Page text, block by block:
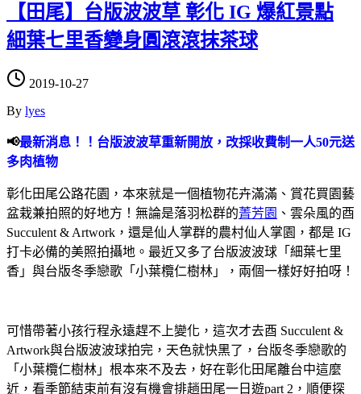
【田尾】台版波波草 彰化 IG 爆紅景點
細葉七里香變身圓滾滾抹茶球
2019-10-27
By lyes
📢最新消息！！台版波波草重新開放，改採收費制一人50元送
多肉植物
彰化田尾公路花園，本來就是一個植物花卉滿滿、賞花買園藝
盆栽兼拍照的好地方！無論是落羽松群的菁芳園 、雲朵風的酉
Succulent & Artwork，還是仙人掌群的農村仙人掌園，都是 IG
打卡必備的美照拍攝地。最近又多了台版波波球「細葉七里
香」與台版冬季戀歌「小葉欖仁樹林」，兩個一樣好好拍呀！
可惜帶著小孩行程永遠趕不上變化，這次才去酉 Succulent &
Artwork與台版波波球拍完，天色就快黑了，台版冬季戀歌的
「小葉欖仁樹林」根本來不及去，好在彰化田尾離台中這麼
近，看季節結束前有沒有機會排趟田尾一日遊part 2，順便探